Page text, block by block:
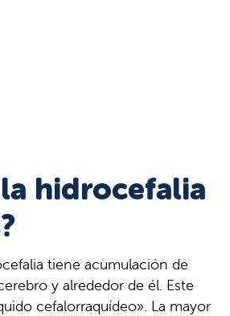
hidrocefalia
tiene acumulación de
y alrededor de él. Este
cefalorraquídeo». La mayor